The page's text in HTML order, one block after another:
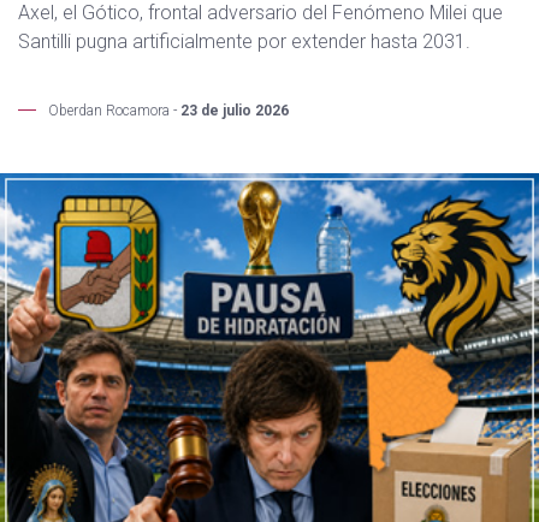
Axel, el Gótico, frontal adversario del Fenómeno Milei que
Santilli pugna artificialmente por extender hasta 2031.
Oberdan Rocamora - 23 de julio 2026